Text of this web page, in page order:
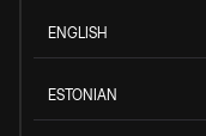
ENGLISH
ESTONIAN